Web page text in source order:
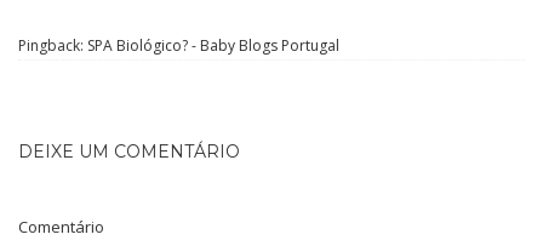
Pingback: SPA Biológico? - Baby Blogs Portugal
DEIXE UM COMENTÁRIO
Comentário